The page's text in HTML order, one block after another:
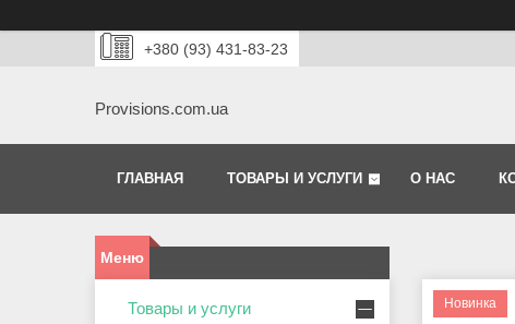
+380 (93) 431-83-23
Provisions.com.ua
ГЛАВНАЯ ТОВАРЫ И УСЛУГИ О НАС
Новинка
Товары и услуги